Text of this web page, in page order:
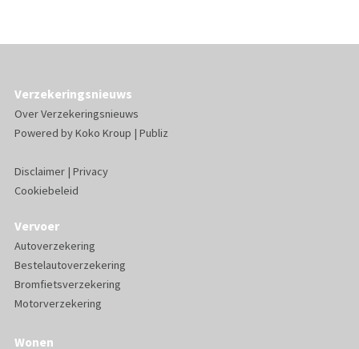
Verzekeringsnieuws
Over Verzekeringsnieuws
Powered byKoko Kroup | Publiz
Disclaimer| Privacy
Cookiebeleid
Vervoer
Autoverzekering
Bestelautoverzekering
Bromfietsverzekering
Motorverzekering
Wonen